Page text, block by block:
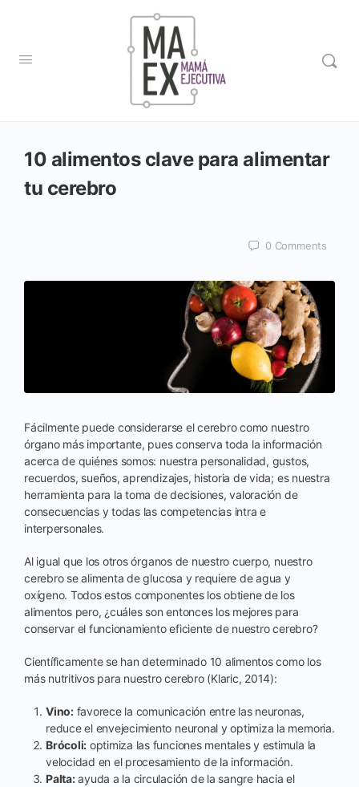
10 alimentos clave para alimentar
tu cerebro
0 Comments
Fácilmente puede considerarse el cerebro como nuestro
órgano más importante, pues conserva toda la información
acerca de quiénes somos: nuestra personalidad, gustos,
recuerdos, sueños, aprendizajes, historia de vida; es nuestra
herramienta para la toma de decisiones, valoración de
consecuencias y todas las competencias intra e
interpersonales.
Al igual que los otros órganos de nuestro cuerpo, nuestro
cerebro se alimenta de glucosa y requiere de agua y
oxígeno. Todos estos componentes los obtiene de los
alimentos pero, ¿cuáles son entonces los mejores para
conservar el funcionamiento eficiente de nuestro cerebro?
Científicamente se han determinado 10 alimentos como los
más nutritivos para nuestro cerebro (Klaric, 2014):
Vino:favorece la comunicación entre las neuronas,
reduce el envejecimiento neuronal y optimiza la memoria.
Brócoli: optimiza las funciones mentales y estimula la
velocidad en el procesamiento de la información.
Palta:ayuda a la circulación de la sangre hacia el